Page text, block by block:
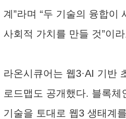
계”라며 “두 기술의 융합이
사회적 가치를 만들 것”이
라온시큐어는 웹3·AI 기반
로드맵도 공개했다. 블록체
기술을 토대로 웹3 생태계